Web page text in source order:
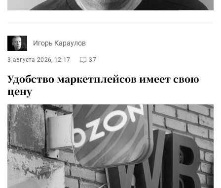
Игорь Караулов
3 августа 2026, 12:17 37
Удобство маркетплейсов имеет свою
цену